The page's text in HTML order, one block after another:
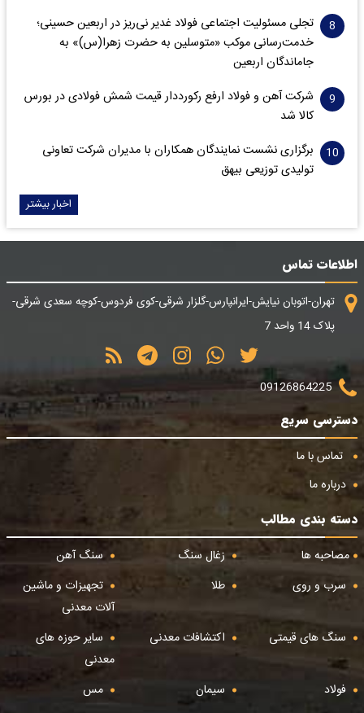
تجلی مسئولیت اجتماعی فولاد غدیر نی‌ریز در اربعین حسینی؛
خدمت‌رسانی موکب «متوسلین به حضرت زهرا(س)» به
جاماندگان اربعین
شرکت آهن و فولاد ارفع رکورددار قیمت شمش فولادی در بورس
کالا شد
برگزاری نشست نمایندگان همکاران با مدیران شرکت تعاونی
تولیدی توزیعی بیهق
اخبار بیشتر
اطلاعات تماس
تهران-اتوبان نیایش-ایرانپارس-گلزار شرقی-کوی فردوس-کوچه سعدی شرقی-
پلاک 14 واحد 7
09126864225
دسترسی سریع
تماس با ما
درباره ما
دسته بندی مطالب
مصاحبه ها
زغال سنگ
سنگ آهن
سرب و روی
طلا
تجهیزات و ماشین
آلات معدنی
سنگ های قیمتی
اکتشافات معدنی
سایر حوزه های
معدنی
فولاد
سیمان
مس